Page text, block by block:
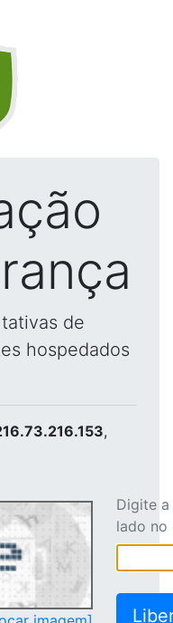
de
hospedados
,
Digite
lado no